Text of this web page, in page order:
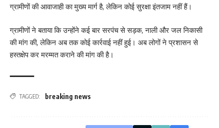
ग्रामीणों की आवाजाही का मुख्य मार्ग है, लेकिन कोई सुरक्षा इंतजाम नहीं हैं।
ग्रामीणों ने बताया कि उन्होंने कई बार सरपंच से सड़क, नाली और जल निकासी
की मांग की, लेकिन अब तक कोई कार्रवाई नहीं हुई। अब लोगों ने प्रशासन से
हस्तक्षेप कर मरम्मत कराने की मांग की है।
TAGGED: breaking news